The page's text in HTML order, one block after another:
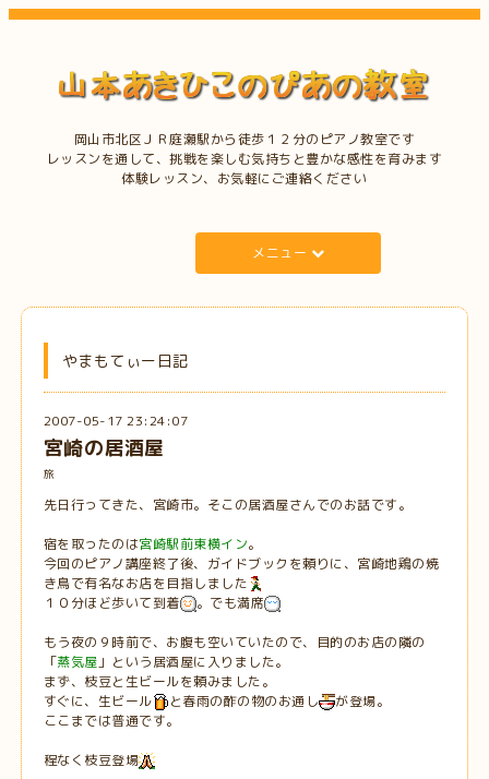
岡山市北区ＪＲ庭瀬駅から徒歩１２分のピアノ教室です
レッスンを通して、挑戦を楽しむ気持ちと豊かな感性を育みます
体験レッスン、お気軽にご連絡ください
メニュー
やまもてぃー日記
2007-05-17 23:24:07
宮崎の居酒屋
旅
先日行ってきた、宮崎市。そこの居酒屋さんでのお話です。
宿を取ったのは宮崎駅前東横イン。
今回のピアノ講座終了後、ガイドブックを頼りに、宮崎地鶏の焼
き鳥で有名なお店を目指しました
１０分ほど歩いて到着
。でも満席
もう夜の９時前で、お腹も空いていたので、目的のお店の隣の
「蒸気屋 」という居酒屋に入りました。
まず、枝豆と生ビールを頼みました。
すぐに、生ビール
と春雨の酢の物のお通し
が登場。
ここまでは普通です。
程なく枝豆登場